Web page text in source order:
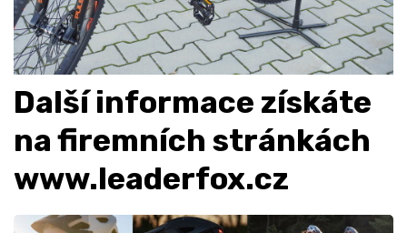
Další informace získáte
na firemních stránkách
www.leaderfox.cz